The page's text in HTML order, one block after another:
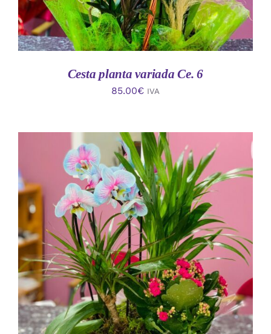
Cesta planta variada Ce. 6
85.00€ IVA
AÑADIR AL CARRITO
/
DETALLES